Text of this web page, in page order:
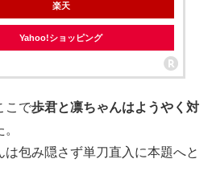
楽天
Yahoo!ショッピング
こで歩君と凛ちゃんはようやく対
は包み隠さず単刀直入に本題へと